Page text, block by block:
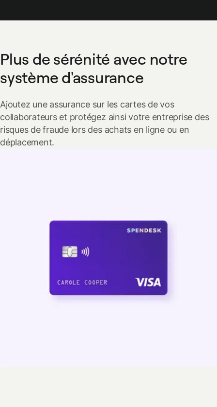
Plus de sérénité avec notre
système d'assurance
Ajoutez une assurance sur les cartes de vos
collaborateurs et protégez ainsi votre entreprise des
risques de fraude lors des achats en ligne ou en
déplacement.